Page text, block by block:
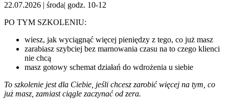
22.07.2026 | środa| godz. 10-12
PO TYM SZKOLENIU:
wiesz, jak wyciągnąć więcej pieniędzy z tego, co już masz
zarabiasz szybciej bez marnowania czasu na to czego klienci
nie chcą
masz gotowy schemat działań do wdrożenia u siebie
To szkolenie jest dla Ciebie, jeśli chcesz zarobić więcej na tym, co
już masz, zamiast ciągle zaczynać od zera.